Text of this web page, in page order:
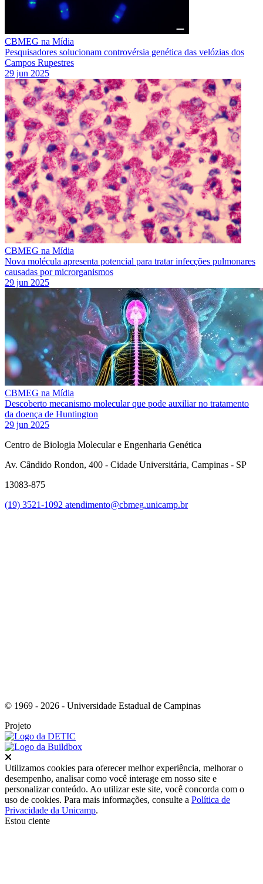
CBMEG na Mídia
Pesquisadores solucionam controvérsia genética das velózias dos
Campos Rupestres
29 jun 2025
CBMEG na Mídia
Nova molécula apresenta potencial para tratar infecções pulmonares
causadas por microrganismos
29 jun 2025
CBMEG na Mídia
Descoberto mecanismo molecular que pode auxiliar no tratamento
da doença de Huntington
29 jun 2025
Centro de Biologia Molecular e Engenharia Genética
Av. Cândido Rondon, 400 - Cidade Universitária, Campinas - SP
13083-875
(19) 3521-1092 atendimento@cbmeg.unicamp.br
© 1969 - 2026 - Universidade Estadual de Campinas
Projeto
Utilizamos cookies para oferecer melhor experiência, melhorar o
desempenho, analisar como você interage em nosso site e
personalizar conteúdo. Ao utilizar este site, você concorda com o
uso de cookies. Para mais informações, consulte a Política de
Privacidade da Unicamp.
Estou ciente